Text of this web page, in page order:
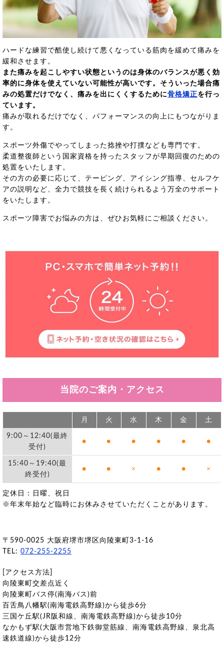
ハードな練習で酷使し続けて悪くなっている筋肉を緩めて痛みを
緩和させます。
また痛みを起こしやすい状態というのは身体のバランスが悪く効
率的に身体を使えていない可能性が高いです。そういった場合痛
みの処置だけでなく、痛みを出にくくするために骨格矯正を行っ
ています。
痛みが取れるだけでなく、パフォーマンスの向上にもつながりま
す。
スポーツ外傷でやってしまった捻挫や打撲なども専門です。
柔道整復師という国家資格を持ったスタッフが早期回復のための
処置をいたします。
その方の必要に応じて、テーピング、アイシング指導、セルフケ
アの説明など、全力で競技を長く続けられるよう万全のサポート
をいたします。
スポーツ障害でお悩みの方は、ぜひお気軽にご相談ください。
当院のご案内・アクセス
月 火 水 木 金 土
9:00～12:40(最終
受付)
● ● ● ● ● ●
15:40～19:40(最
終受付)
● ● × ● ● ×
定休日：日曜、祝日
※年末年始など臨時にお休みさせていただくことがあります。
〒590-0025 大阪府堺市堺区向陵東町3-1-16
TEL: 072-255-2255
[アクセス方法]
向陵東町交差点近く
向陵東町バス停(南海バス)前
百舌鳥八幡駅(南海電鉄高野線)から徒歩6分
三国ケ丘駅(JR阪和線、南海電鉄高野線)から徒歩10分
なかもず駅(大阪市営地下鉄御堂筋線、南海電鉄高野線、泉北高
速鉄道線)から徒歩12分